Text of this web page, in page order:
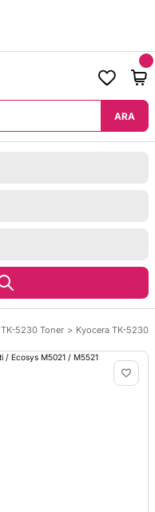
ARA
TK-5230 Toner Kyocera TK-5230